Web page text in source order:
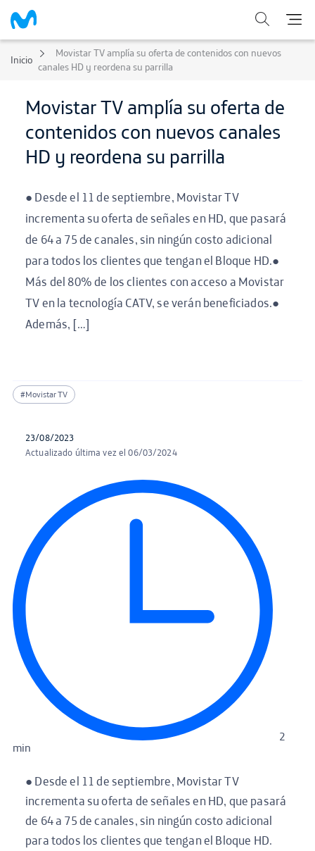
Inicio
Movistar TV amplía su oferta de contenidos con nuevos
canales HD y reordena su parrilla
Movistar TV amplía su oferta de
contenidos con nuevos canales
HD y reordena su parrilla
● Desde el 11 de septiembre, Movistar TV
incrementa su oferta de señales en HD, que pasará
de 64 a 75 de canales, sin ningún costo adicional
para todos los clientes que tengan el Bloque HD.●
Más del 80% de los clientes con acceso a Movistar
TV en la tecnología CATV, se verán beneficiados.●
Además, […]
#Movistar TV
23/08/2023
Actualizado última vez el 06/03/2024
2
min
● Desde el 11 de septiembre, Movistar TV
incrementa su oferta de señales en HD, que pasará
de 64 a 75 de canales, sin ningún costo adicional
para todos los clientes que tengan el Bloque HD.